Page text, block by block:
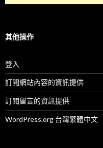
其他操作
登入
訂閱網站內容的資訊提供
訂閱留言的資訊提供
WordPress.org 台灣繁體中文